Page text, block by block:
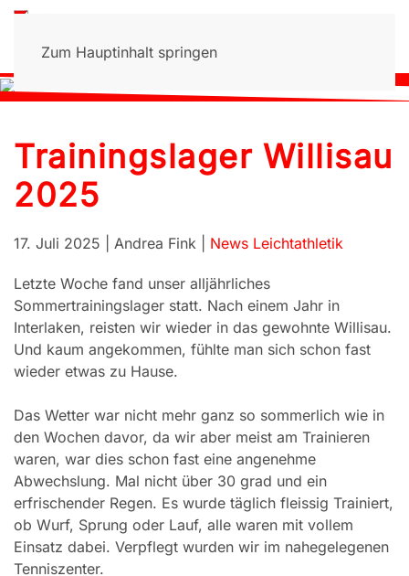
Zum Hauptinhalt springen
Trainingslager Willisau
2025
17. Juli 2025 | Andrea Fink | News Leichtathletik
Letzte Woche fand unser alljährliches
Sommertrainingslager statt. Nach einem Jahr in
Interlaken, reisten wir wieder in das gewohnte Willisau.
Und kaum angekommen, fühlte man sich schon fast
wieder etwas zu Hause.
Das Wetter war nicht mehr ganz so sommerlich wie in
den Wochen davor, da wir aber meist am Trainieren
waren, war dies schon fast eine angenehme
Abwechslung. Mal nicht über 30 grad und ein
erfrischender Regen. Es wurde täglich fleissig Trainiert,
ob Wurf, Sprung oder Lauf, alle waren mit vollem
Einsatz dabei. Verpflegt wurden wir im nahegelegenen
Tenniszenter.